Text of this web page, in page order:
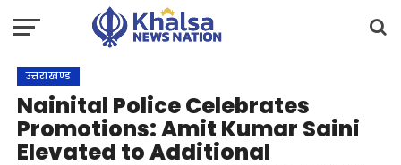
उत्तराखण्ड
Nainital Police Celebrates
Promotions: Amit Kumar Saini
Elevated to Additional